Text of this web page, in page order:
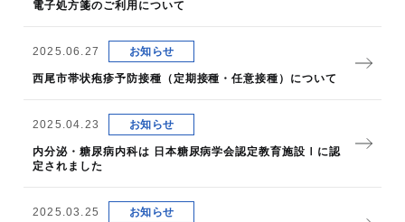
電子処方箋のご利用について
2025.06.27 お知らせ
西尾市帯状疱疹予防接種（定期接種・任意接種）について
2025.04.23 お知らせ
内分泌・糖尿病内科は 日本糖尿病学会認定教育施設Ⅰに認
定されました
2025.03.25 お知らせ